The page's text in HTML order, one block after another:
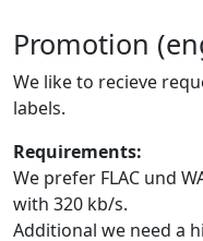
Promotion
We like to recieve
labels.
Requirements:
We prefer FLAC und
with 320 kb/s.
Additional we need a